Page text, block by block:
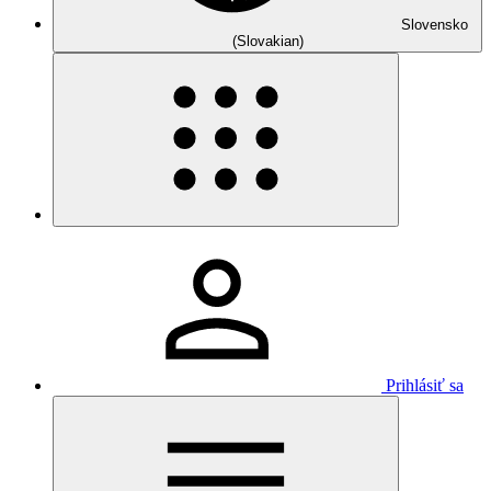
Slovensko
(Slovakian)
Prihlásiť sa